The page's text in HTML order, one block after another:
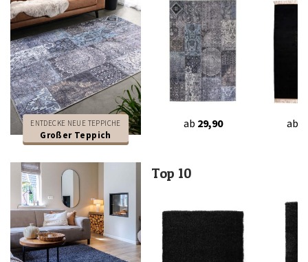
ENTDECKE NEUE TEPPICHE
Großer Teppich
ab 29,90 ab
Top 10